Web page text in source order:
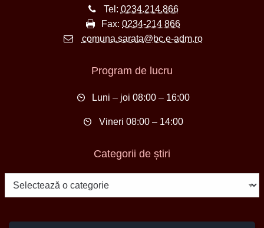
Tel: 0234.214.866
Fax: 0234-214 866
comuna.sarata@bc.e-adm.ro
Program de lucru
Luni – joi 08:00 – 16:00
Vineri 08:00 – 14:00
Categorii de știri
Categorii
de